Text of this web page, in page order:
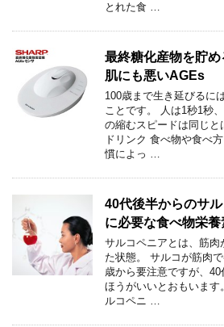
とれた食 …
最終糖化産物を貯
肌にも悪いAGEs
100歳まで生き延びるに
ことです。 人は1秒1秒
の縮むスピードは同じ
ドリンク 食べ物や食べ
慣によっ …
40代後半からのサ
に必要な食べ物栄養
サルコペニアとは、筋肉
た状態。 サルコが筋肉
歳から要注意ですが、
ほうがいいとおもいま
ルコペニ …